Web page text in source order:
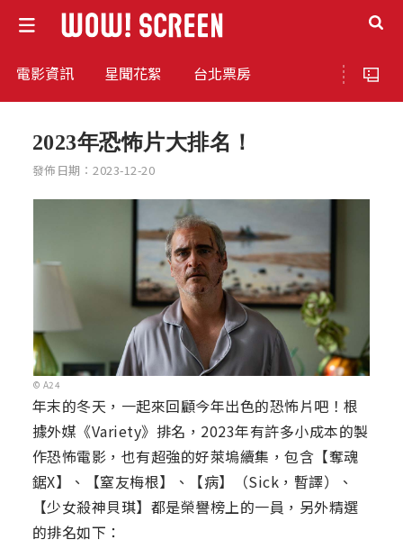
電影資訊 星聞花絮 台北票房
2023年恐怖片大排名！
發佈日期：2023-12-20
© A24
年末的冬天，一起來回顧今年出色的恐怖片吧！根
據外媒《Variety》排名，2023年有許多小成本的製
作恐怖電影，也有超強的好萊塢續集，包含【奪魂
鋸X】、【窒友梅根】、【病】（Sick，暫譯）、
【少女殺神貝琪】都是榮譽榜上的一員，另外精選
的排名如下：